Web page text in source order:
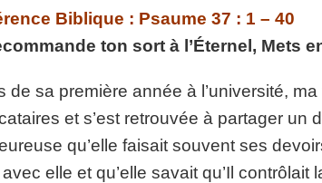
volume.
www.lafoiapostolique.org/wp-
lasse-rempli-de-tritesse.mp3
Biblique : Psaume 37 : 1 – 40
ton sort à l’Éternel, Mets
de sa première année à l’université,
et s’est retrouvée à partager un
qu’elle faisait souvent ses
elle et qu’elle savait qu’Il